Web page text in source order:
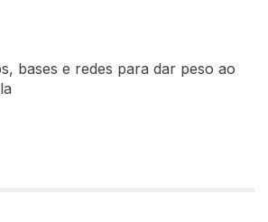
bases e redes para dar peso ao